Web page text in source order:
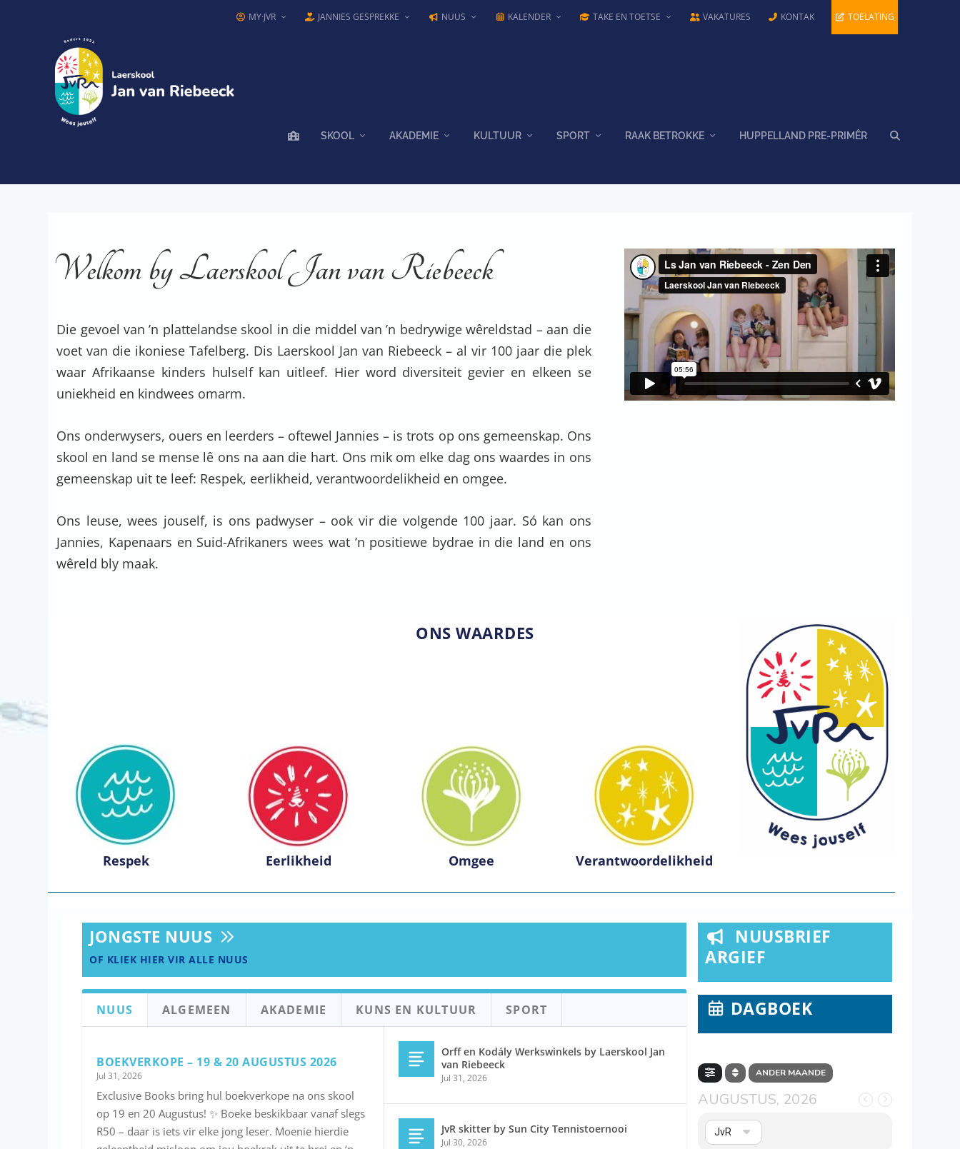
MY·JVR JANNIES GESPREKKE NUUS KALENDER TAKE EN TOETSE VAKATURES KONTAK TOELATING
SKOOL AKADEMIE KULTUUR SPORT RAAK BETROKKE HUPPELLAND PRE-PRIMÊR
Welkom by Laerskool Jan van Riebeeck
Die gevoel van ’n plattelandse skool in die middel van ’n bedrywige wêreldstad – aan die
voet van die ikoniese Tafelberg. Dis Laerskool Jan van Riebeeck – al vir 100 jaar die plek
waar Afrikaanse kinders hulself kan uitleef. Hier word diversiteit gevier en elkeen se
uniekheid en kindwees omarm.
Ons onderwysers, ouers en leerders – oftewel Jannies – is trots op ons gemeenskap. Ons
skool en land se mense lê ons na aan die hart. Ons mik om elke dag ons waardes in ons
gemeenskap uit te leef: Respek, eerlikheid, verantwoordelikheid en omgee.
Ons leuse, wees jouself, is ons padwyser – ook vir die volgende 100 jaar. Só kan ons
Jannies, Kapenaars en Suid-Afrikaners wees wat ’n positiewe bydrae in die land en ons
wêreld bly maak.
ONS WAARDES
Respek Eerlikheid Omgee Verantwoordelikheid
JONGSTE NUUS
OF KLIEK HIER VIR ALLE NUUS
NUUS ALGEMEEN AKADEMIE KUNS EN KULTUUR SPORT
BOEKVERKOPE – 19 & 20 AUGUSTUS 2026
Jul 31, 2026
Exclusive Books bring hul boekverkope na ons skool
op 19 en 20 Augustus! ✨ Boeke beskikbaar vanaf slegs
R50 – daar is iets vir elke jong leser. Moenie hierdie
Orff en Kodály Werkswinkels by Laerskool Jan
van Riebeeck
Jul 31, 2026
JvR skitter by Sun City Tennistoernooi
Jul 30, 2026
NUUSBRIEF
ARGIEF
DAGBOEK
ANDER MAANDE
AUGUSTUS, 2026
JvR